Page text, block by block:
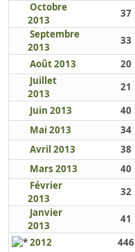
Octobre
2013
37
Septembre
2013
33
Août 2013
20
Juillet
2013
21
Juin 2013
40
Mai 2013
34
Avril 2013
38
Mars 2013
40
Février
2013
32
Janvier
2013
41
2012
446